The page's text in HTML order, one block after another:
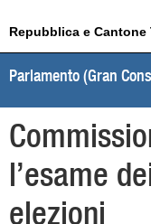
Repubblica e Cantone
Parlamento (Gran
l’esame
elezioni